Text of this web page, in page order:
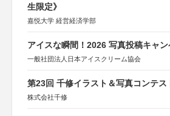
生限定》
嘉悦大学 経営経済学部
アイスな瞬間！2026 写真投稿キャ
一般社団法人日本アイスクリーム協会
第23回 千修イラスト＆写真コンテス
株式会社千修